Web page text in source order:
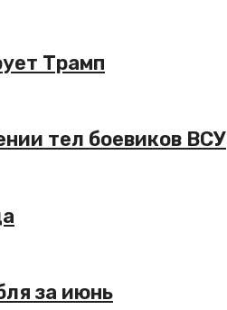
Трамп
тел боевиков ВСУ
за июнь